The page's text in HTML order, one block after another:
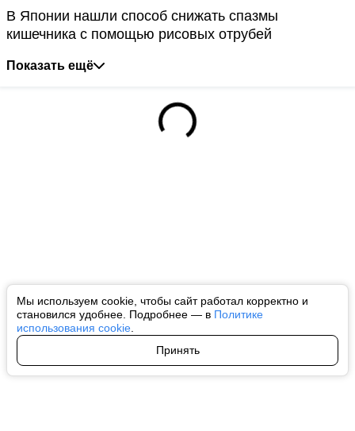
Мы используем cookie, чтобы сайт работал корректно и
становился удобнее. Подробнее — в Политике
использования cookie
Принять
В Японии нашли способ снижать спазмы
кишечника с помощью рисовых отрубей
Показать ещё